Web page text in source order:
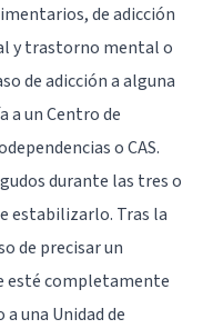
de adicción
y trastorno mental o
de adicción a alguna
a un Centro de
o CAS.
durante las tres o
estabilizarlo. Tras la
de precisar un
esté completamente
una Unidad de